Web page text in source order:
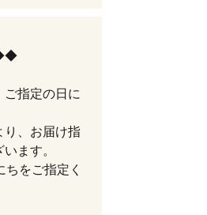
指定の日に
り、お届け指
ます。
をご指定く